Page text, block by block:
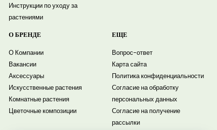
Инструкции по уходу за
растениями
О БРЕНДЕ
О Компании
Вакансии
Аксессуары
Искусственные растения
Комнатные растения
Цветочные композиции
ЕЩЕ
Вопрос-ответ
Карта сайта
Политика конфиденциальности
Согласие на обработку
персональных данных
Согласие на получение
рассылки